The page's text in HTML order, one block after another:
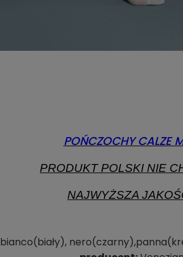
POŃCZOCHY CALZE
PRODUKT POLSKI NIE
NAJWYŻSZA
bianco(biały),